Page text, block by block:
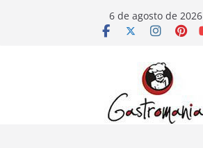
6 de agosto de 2026